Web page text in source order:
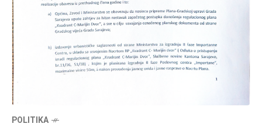
POLITIKA